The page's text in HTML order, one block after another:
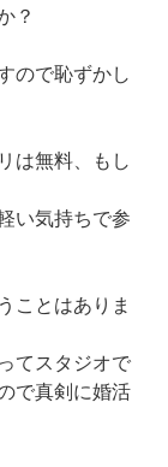
？
ので恥ずかし
は無料、もし
い気持ちで参
ことはありま
てスタジオで
で真剣に婚活